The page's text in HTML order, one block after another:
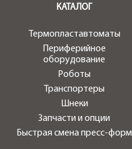
КАТАЛОГ
Термопластавтоматы
Периферийное
оборудование
Роботы
Транспортеры
Шнеки
Запчасти и опции
Быстрая смена пресс-форм